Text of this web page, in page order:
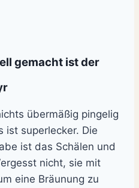
gemacht ist der
übermäßig pingelig
ist superlecker. Die
ist das Schälen und
nicht, sie mit
eine Bräunung zu